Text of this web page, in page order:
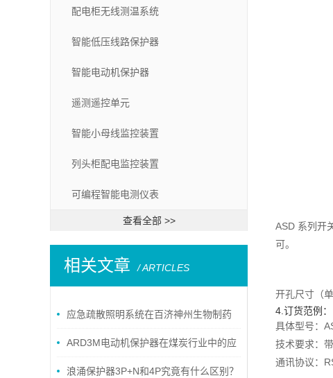
配电柜无线测温系统
智能低压线路保护器
智能电动机保护器
遥测遥控单元
智能小母线监控装置
列头柜配电监控装置
可编程智能电测仪表
查看全部 >>
相关文章 / ARTICLES
应急疏散照明系统在百济神州生物制药
的应用
ARD3M电动机保护器在煤炭行业中的应
用 浪涌保护器3P+N和4P究竟有什么区别？
ASD 系列开
可。
开孔尺寸（
4.订货范例：
具体型号：
技术要求：
通讯协议：